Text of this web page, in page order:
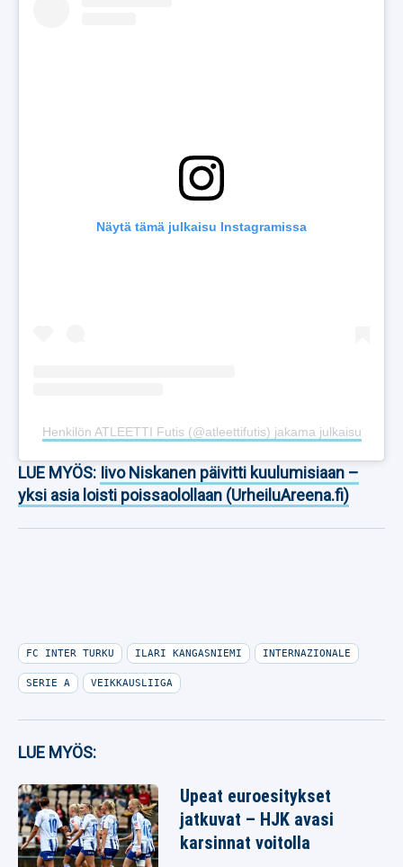
Näytä tämä julkaisu Instagramissa
Henkilön ATLEETTI Futis (@atleettifutis) jakama julkaisu
LUE MYÖS: Iivo Niskanen päivitti kuulumisiaan –
yksi asia loisti poissaolollaan (UrheiluAreena.fi)
FC INTER TURKU ILARI KANGASNIEMI INTERNAZIONALE
SERIE A VEIKKAUSLIIGA
LUE MYÖS:
Upeat euroesitykset
jatkuvat – HJK avasi
karsinnat voitolla